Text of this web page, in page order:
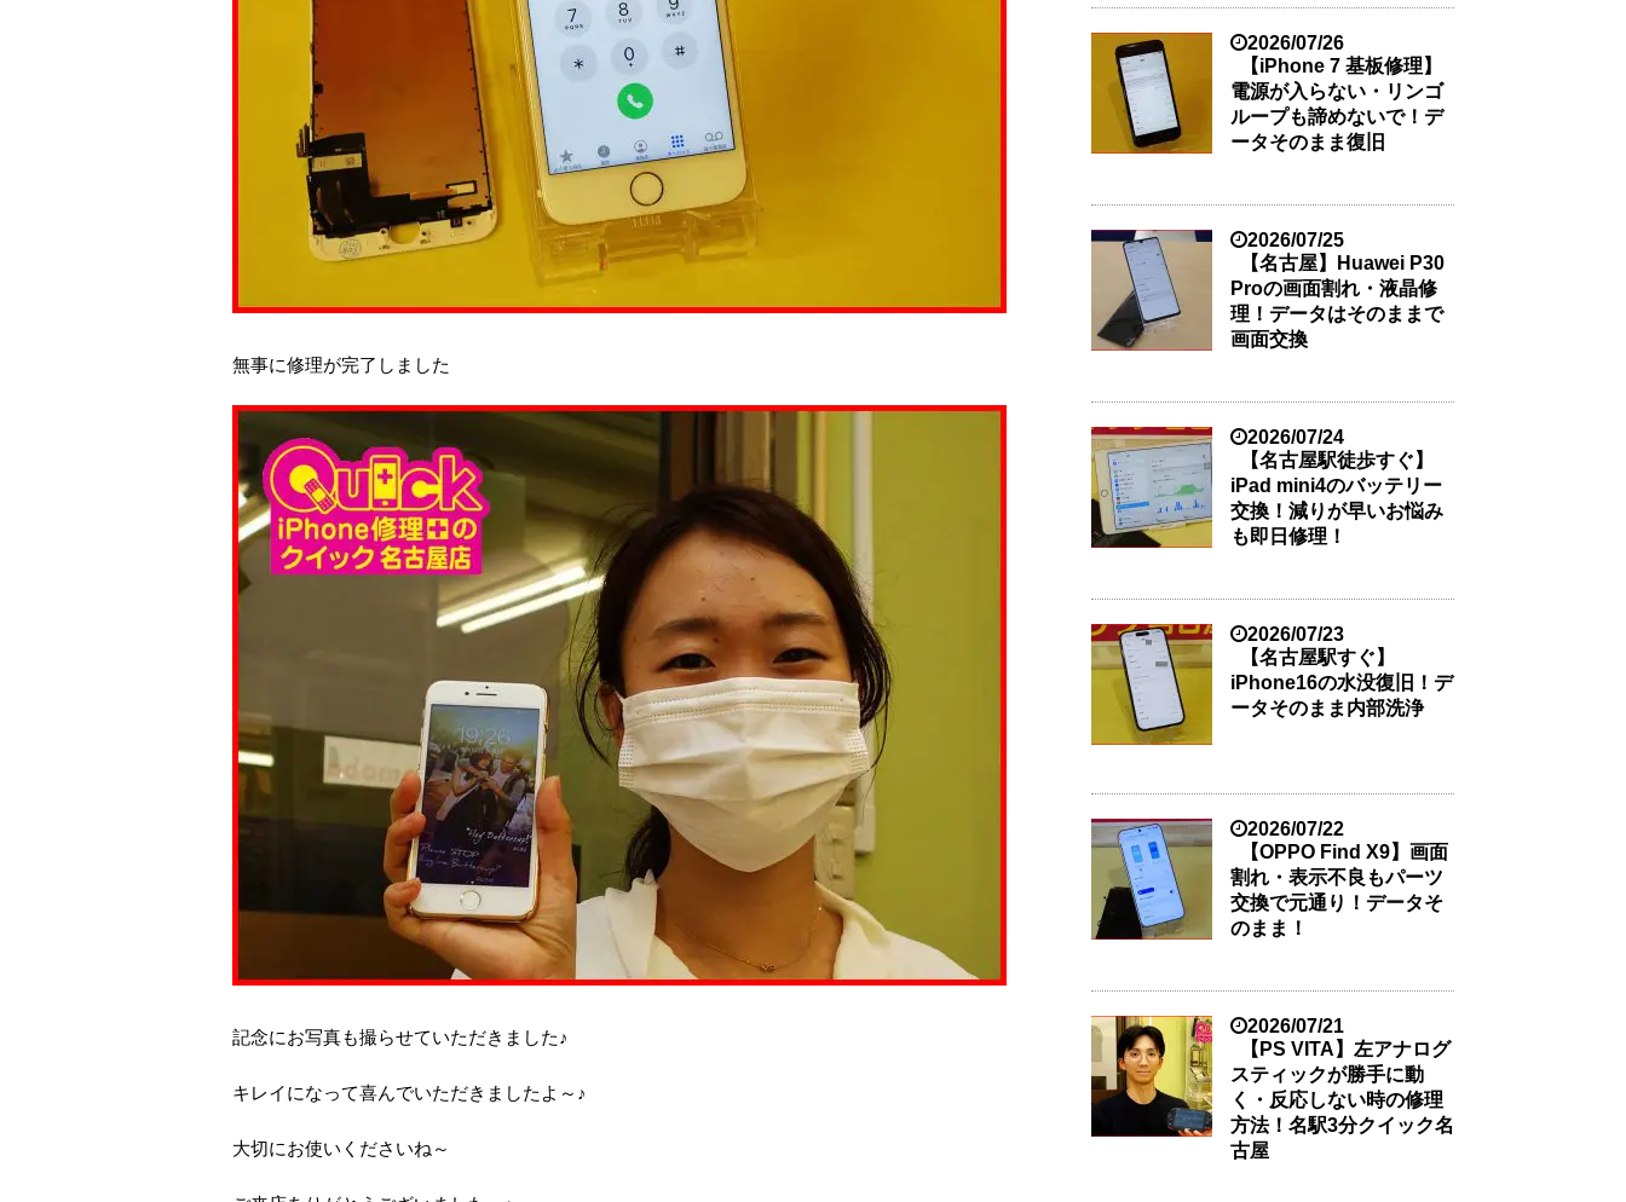
無事に修理が完了しました
記念にお写真も撮らせていただきました♪
キレイになって喜んでいただきましたよ～♪
大切にお使いくださいね～
2026/07/26
【iPhone 7 基板修理】
電源が入らない・リンゴ
ループも諦めないで！デ
ータそのまま復旧
2026/07/25
【名古屋】Huawei P30
Proの画面割れ・液晶修
理！データはそのままで
画面交換
2026/07/24
【名古屋駅徒歩すぐ】
iPad mini4のバッテリー
交換！減りが早いお悩み
も即日修理！
2026/07/23
【名古屋駅すぐ】
iPhone16の水没復旧！デ
ータそのまま内部洗浄
2026/07/22
【OPPO Find X9】画面
割れ・表示不良もパーツ
交換で元通り！データそ
のまま！
2026/07/21
【PS VITA】左アナログ
スティックが勝手に動
く・反応しない時の修理
方法！名駅3分クイック名
古屋